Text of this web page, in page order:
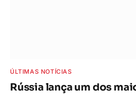
ÚLTIMAS NOTÍCIAS
Rússia lança um dos